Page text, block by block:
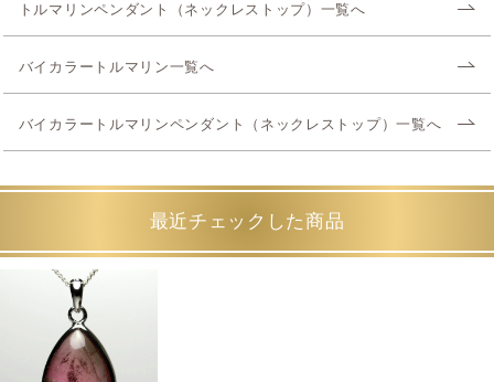
トルマリンペンダント（ネックレストップ）一覧へ
バイカラートルマリン一覧へ
バイカラートルマリンペンダント（ネックレストップ）一覧へ
最近チェックした商品